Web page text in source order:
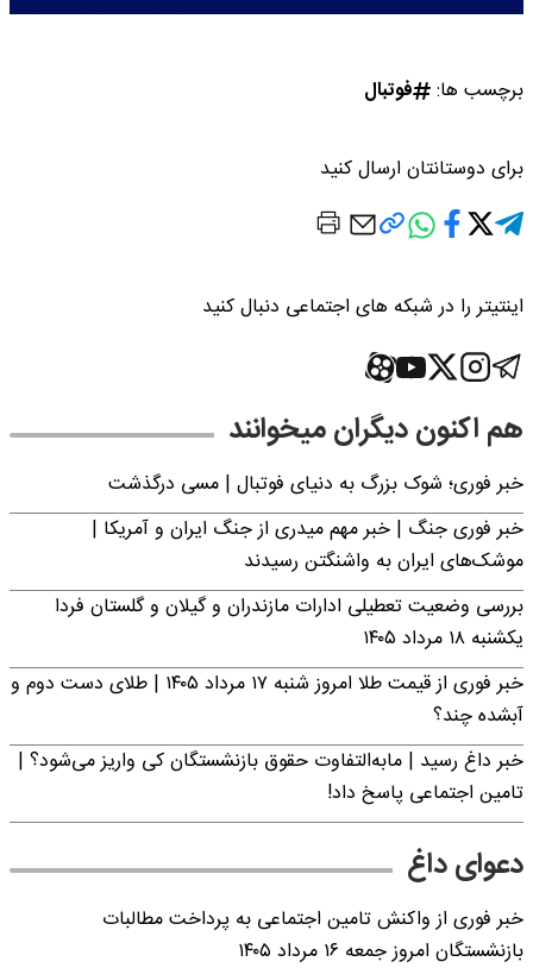
برچسب ها: فوتبال
برای دوستانتان ارسال کنید
اینتیتر را در شبکه های اجتماعی دنبال کنید
هم اکنون دیگران میخوانند
خبر فوری؛‌ شوک بزرگ به دنیای فوتبال | مسی درگذشت
خبر فوری جنگ | خبر مهم میدری از جنگ ایران و آمریکا |
موشک‌های ایران به واشنگتن رسیدند
بررسی وضعیت تعطیلی ادارات مازندران و گیلان و گلستان فردا
یکشنبه ۱۸ مرداد ۱۴۰۵
خبر فوری از قیمت طلا امروز شنبه ۱۷ مرداد ۱۴۰۵ | طلای دست دوم و
آبشده چند؟
خبر داغ رسید | مابه‌التفاوت حقوق بازنشستگان کی واریز می‌شود؟ |
تامین اجتماعی پاسخ داد!
دعوای داغ
خبر فوری از واکنش تامین اجتماعی به پرداخت مطالبات
بازنشستگان امروز جمعه ۱۶ مرداد ۱۴۰۵